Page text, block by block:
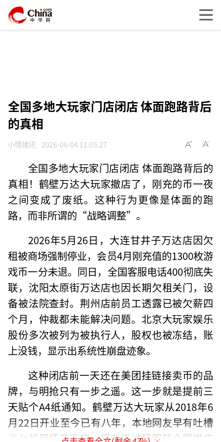
全国多地大玩家门店闭店 体面跑路背后
的真相
小情绪讯 2026-06-04 11:05:27
全国多地大玩家门店闭店 体面跑路背后的
真相！鹤壁万达大玩家撤店了，刚充的币一夜
之间变成了废纸。这种行为更像是体面的跑
路，而非所谓的“战略调整”。
2026年5月26日，大连甘井子万达店因欠
租被商场强制停业，会员4月刚充值的1300枚游
戏币一分未退。同日，全国客服电话400彻底失
联，沈阳太原街万达店也因长期欠租关门，设
备被法院查封。荆州店前员工透露已被欠薪四
个月，仲裁都未能解决问题。北京大玩家娱乐
股份多次被列为被执行人，股权也被冻结，账
上没钱，显示出系统性崩盘迹象。
这种闭店前一天还在美团挂链接卖币的品
牌，与明抢只有一步之遥。这一步就是提前三
天贴个A4纸通知。鹤壁万达大玩家从2018年6
月22日开业至今已有八年，本地网友早有吐槽
半台机器坏了不修，现在不过是跟随全国撤店